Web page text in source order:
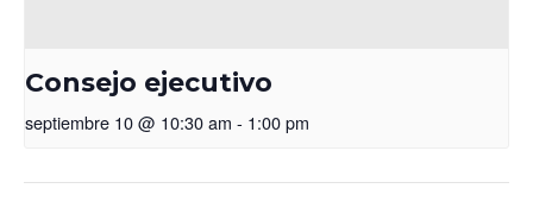
Consejo ejecutivo
septiembre 10 @ 10:30 am - 1:00 pm